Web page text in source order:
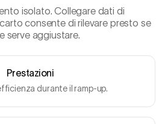
isolato. Collegare dati di
consente di rilevare presto se
serve aggiustare.
Prestazioni
durante il ramp-up.